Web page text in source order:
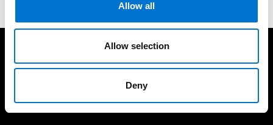
Allow all
Allow selection
Deny
A tu lado durante el proyecto